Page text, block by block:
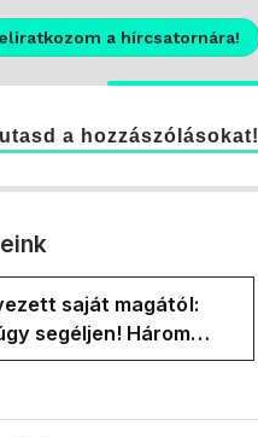
a hírcsatornára!
a hozzászólásokat!
saját magától:
segéljen! Három
miniszterelnök....